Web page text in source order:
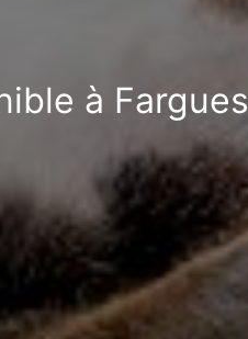
à Fargues